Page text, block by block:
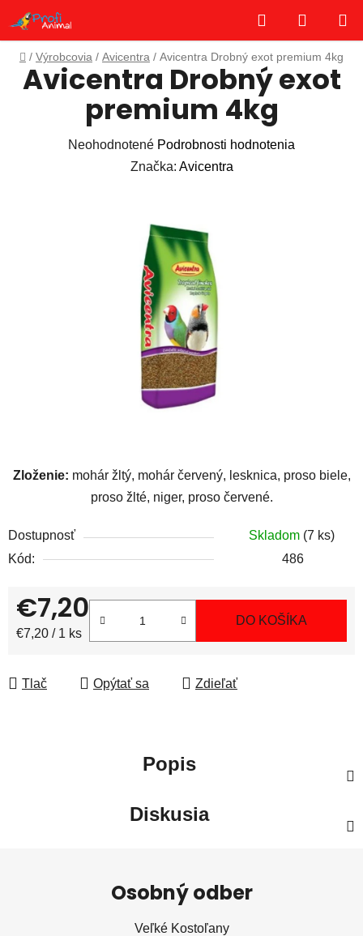
obsah
Hľadať
KOŠÍK
Domov
/ Výrobcovia / Avicentra / Avicentra Drobný exot premium 4kg
Zloženie: mohár žltý, mohár červený, lesknica, proso biele,
proso žlté, niger, proso červené.
Dostupnosť Skladom (7 ks)
Kód:
486
€7,20
Jednotková cena:
€7,20 / 1 ks
DO KOŠÍKA
Tlač Opýtať sa Zdieľať
Avicentra Drobný exot
premium 4kg
Priemerné
hodnotenie
Neohodnotené Podrobnosti hodnotenia
Značka: Avicentra
Popis
Diskusia
Osobný odber
Veľké Kostoľany